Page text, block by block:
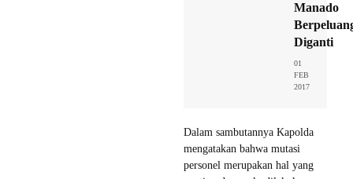
Manado
Diganti
01
FEB
2017
Dalam sambutannya Kapolda
mengatakan bahwa mutasi
personel merupakan hal yang